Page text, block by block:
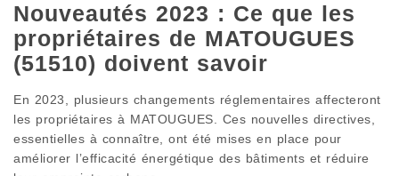
Nouveautés 2023 : Ce que les
propriétaires de MATOUGUES
(51510) doivent savoir
En 2023, plusieurs changements réglementaires affecteront
les propriétaires à MATOUGUES. Ces nouvelles directives,
essentielles à connaître, ont été mises en place pour
améliorer l’efficacité énergétique des bâtiments et réduire